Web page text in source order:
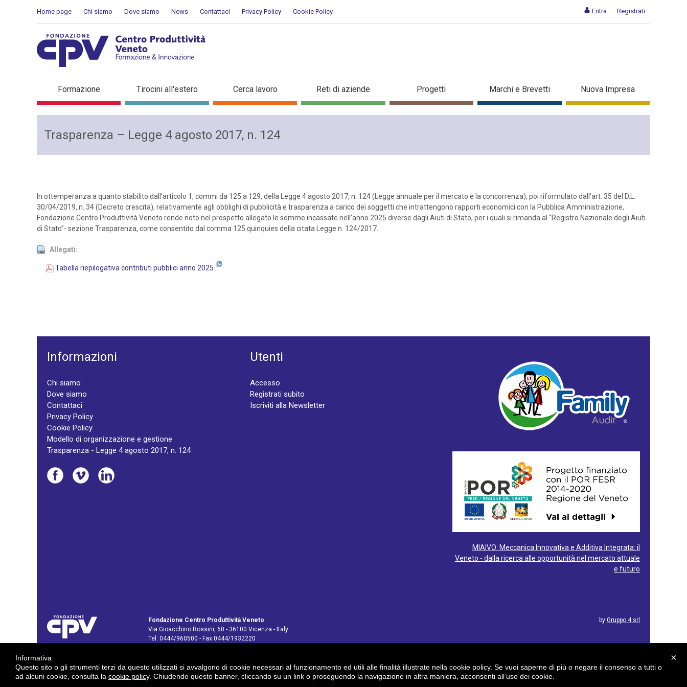
Entra Registrati
Home page Chi siamo Dove siamo News Contattaci Privacy Policy Cookie Policy
Amministrazione Trasparente n124
Formazione Tirocini all'estero Cerca lavoro Reti di aziende Progetti Marchi e Brevetti Nuova Impresa
Trasparenza – Legge 4 agosto 2017, n. 124
In ottemperanza a quanto stabilito dall'articolo 1, commi da 125 a 129, della Legge 4 agosto 2017, n. 124 (Legge annuale per il mercato e la concorrenza), poi riformulato dall’art. 35 del D.L.
30/04/2019, n. 34 (Decreto crescita), relativamente agli obblighi di pubblicità e trasparenza a carico dei soggetti che intrattengono rapporti economici con la Pubblica Amministrazione,
Fondazione Centro Produttività Veneto rende noto nel prospetto allegato le somme incassate nell'anno 2025 diverse dagli Aiuti di Stato, per i quali si rimanda al “Registro Nazionale degli Aiuti
di Stato”- sezione Trasparenza, come consentito dal comma 125 quinquies della citata Legge n. 124/2017.
Allegati:
Tabella riepilogativa contributi pubblici anno 2025
Informazioni
Chi siamo
Dove siamo
Contattaci
Privacy Policy
Cookie Policy
Modello di organizzazione e gestione
Trasparenza - Legge 4 agosto 2017, n. 124
Utenti
Accesso
Registrati subito
Iscriviti alla Newsletter
MIAIVO: Meccanica Innovativa e Additiva Integrata: il
Veneto - dalla ricerca alle opportunità nel mercato attuale
e futuro
Fondazione Centro Produttività Veneto
Via Gioacchino Rossini, 60 - 36100 Vicenza - Italy
Tel. 0444/960500 - Fax 0444/1932220
E-mail certificata PEC:pec.cpv@legalmail.it
by Gruppo 4 srl
×
Informativa
Questo sito o gli strumenti terzi da questo utilizzati si avvalgono di cookie necessari al funzionamento ed utili alle finalità illustrate nella cookie policy. Se vuoi saperne di più o negare il consenso a tutti o
ad alcuni cookie, consulta la cookie policy. Chiudendo questo banner, cliccando su un link o proseguendo la navigazione in altra maniera, acconsenti all’uso dei cookie.